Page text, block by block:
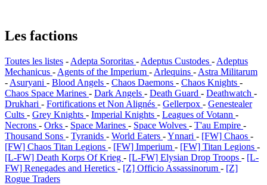
Les factions
Toutes les listes - Adepta Sororitas - Adeptus Custodes - Adeptus
Mechanicus - Agents of the Imperium - Arlequins - Astra Militarum
- Asuryani - Blood Angels - Chaos Daemons - Chaos Knights -
Chaos Space Marines - Dark Angels - Death Guard - Deathwatch -
Drukhari - Fortifications et Non Alignés - Gellerpox - Genestealer
Cults - Grey Knights - Imperial Knights - Leagues of Votann -
Necrons - Orks - Space Marines - Space Wolves - T'au Empire -
Thousand Sons - Tyranids - World Eaters -Ynnari - [FW] Chaos -
[FW] Chaos Titan Legions - [FW] Imperium - [FW] Titan Legions -
[L-FW] Death Korps Of Krieg - [L-FW] Elysian Drop Troops - [L-
FW] Renegades and Heretics - [Z] Officio Assassinorum - [Z]
Rogue Traders